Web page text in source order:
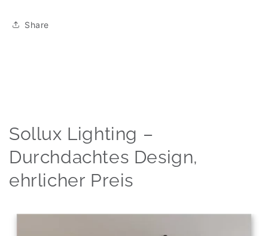
Share
Sollux Lighting –
Durchdachtes Design,
ehrlicher Preis